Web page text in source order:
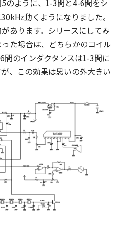
のように、1-3間と4-6間をシ
動くようになりました。
あります。シリースにしてみ
た場合は、どちらかのコイル
間のインダクタンスは1-3間に
、この効果は思いの外大きい